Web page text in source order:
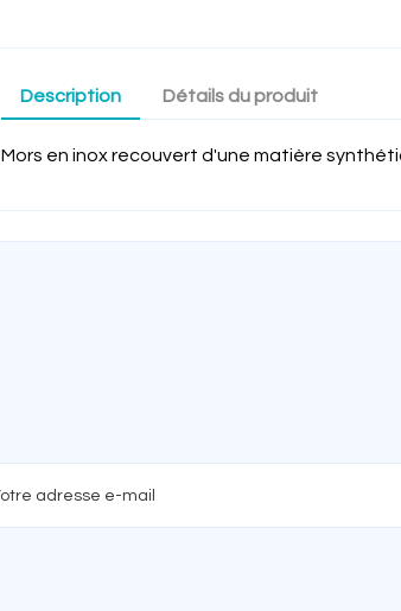
Description Détails du produit
Mors en inox recouvert d'une matière